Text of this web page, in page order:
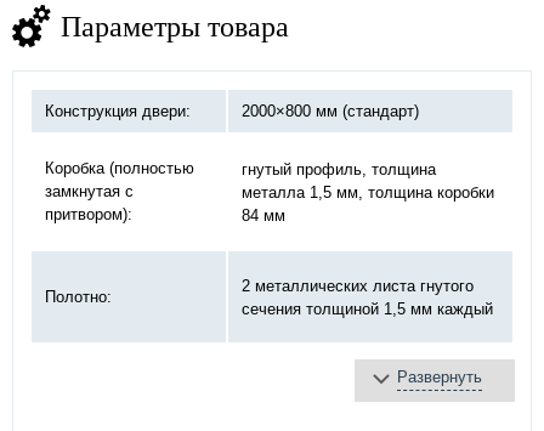
Параметры товара
Конструкция двери: 2000×800 мм (стандарт)
Коробка (полностью
замкнутая с
притвором):
гнутый профиль, толщина
металла 1,5 мм, толщина коробки
84 мм
Полотно:
2 металлических листа гнутого
сечения толщиной 1,5 мм каждый
базальтовая плита
терморасширяющаяся
Развернуть